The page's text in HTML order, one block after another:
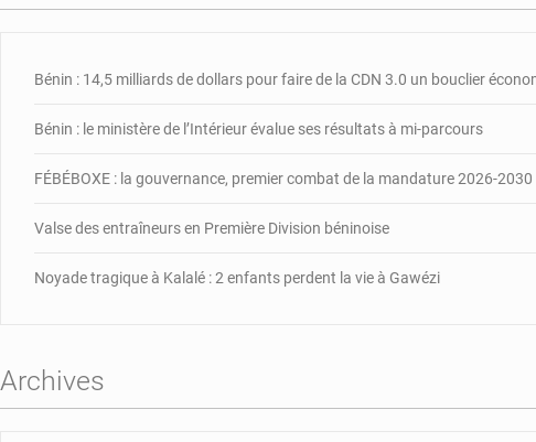
Bénin : 14,5 milliards de dollars pour faire de la CDN 3.0 un bouclier
Bénin : le ministère de l’Intérieur évalue ses résultats à mi-parcours
FÉBÉBOXE : la gouvernance, premier combat de la mandature 2026-2030
Valse des entraîneurs en Première Division béninoise
Noyade tragique à Kalalé : 2 enfants perdent la vie à Gawézi
Archives